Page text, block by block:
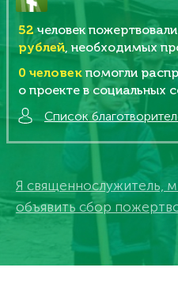
52 человек пожертвовали
рублей, необходимых
0 человек помогли
о проекте в социальных
Список
Я священнослужитель,
объявить сбор